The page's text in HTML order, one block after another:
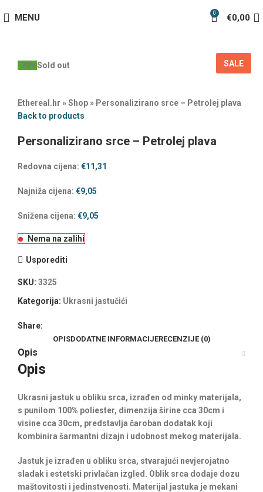
MENU 0 €0,00
-20%Sold out SALE
Ethereal.hr »Shop» Personalizirano srce – Petrolej plava
Back to products
Personalizirano srce – Petrolej plava
Redovna cijena: €11,31
Najniža cijena: €9,05
Snižena cijena: €9,05
Nema na zalihi
Usporediti
SKU: 3325
Kategorija: Ukrasni jastučići
Share:
OPISDODATNE INFORMACIJERECENZIJE (0)
Opis
Opis
Ukrasni jastuk u obliku srca, izrađen od minky materijala,
s punilom 100% poliester, dimenzija širine cca 30cm i
visine cca 30cm, predstavlja čaroban dodatak koji
kombinira šarmantni dizajn i udobnost mekog materijala.
Jastuk je izrađen u obliku srca, stvarajući nevjerojatno
sladak i estetski privlačan izgled. Oblik srca dodaje dozu
maštovitosti i jedinstvenosti. Materijal jastuka je mekani